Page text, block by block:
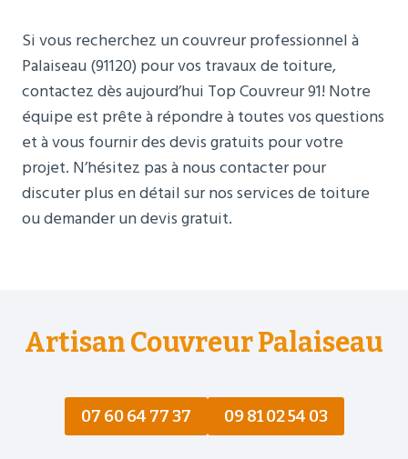
Si vous recherchez un couvreur professionnel à
Palaiseau (91120) pour vos travaux de toiture,
contactez dès aujourd’hui Top Couvreur 91! Notre
équipe est prête à répondre à toutes vos questions
et à vous fournir des devis gratuits pour votre
projet. N’hésitez pas à nous contacter pour
discuter plus en détail sur nos services de toiture
ou demander un devis gratuit.
Artisan Couvreur Palaiseau
07 60 64 77 37 09 81 02 54 03